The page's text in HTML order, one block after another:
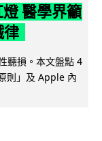
醫學界籲
律
聽損。本文盤點 4
則」及 Apple 內